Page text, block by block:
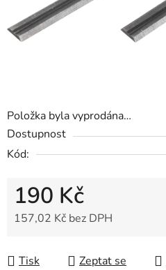
Položka byla vyprodána…
Dostupnost
Kód:
190 Kč
157,02 Kč bez DPH
Tisk
Zeptat se